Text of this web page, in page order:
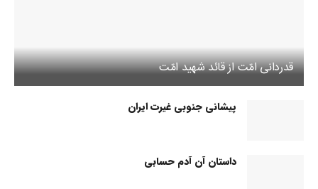
قدردانی امّت از قائد شهید امّت
پیشانی جنوبی غیرت ایران
داستان آن آدم حسابی